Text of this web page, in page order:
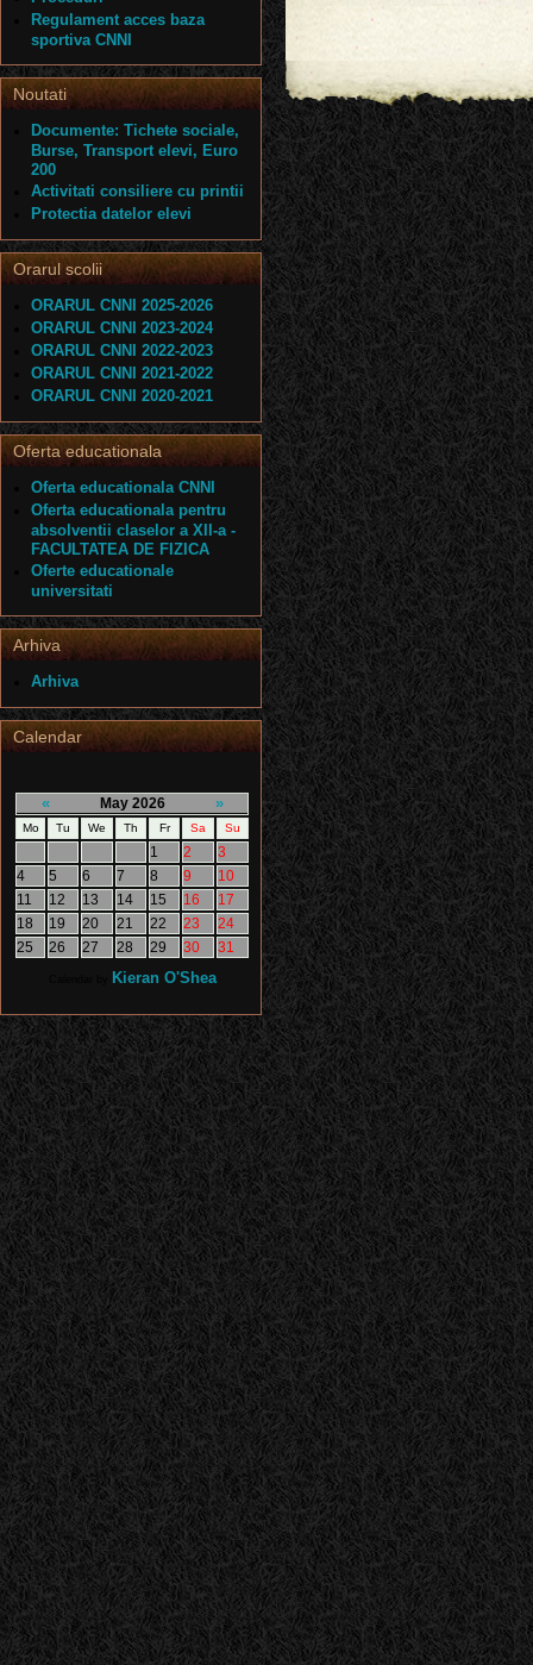
Regulament acces baza
sportiva CNNI
Noutati
Documente: Tichete sociale,
Burse, Transport elevi, Euro
200
Activitati consiliere cu printii
Protectia datelor elevi
Orarul scolii
ORARUL CNNI 2025-2026
ORARUL CNNI 2023-2024
ORARUL CNNI 2022-2023
ORARUL CNNI 2021-2022
ORARUL CNNI 2020-2021
Oferta educationala
Oferta educationala CNNI
Oferta educationala pentru
absolventii claselor a XII-a -
FACULTATEA DE FIZICA
Oferte educationale
universitati
Arhiva
Arhiva
Calendar
« May 2026 »
Mo Tu We Th Fr Sa Su
1 2
3
4
5 6 7 8 9
10
11
12 13 14 15 16
17
18
19 20 21 22 23
24
25
26 27 28 29 30 31
Kieran O'Shea